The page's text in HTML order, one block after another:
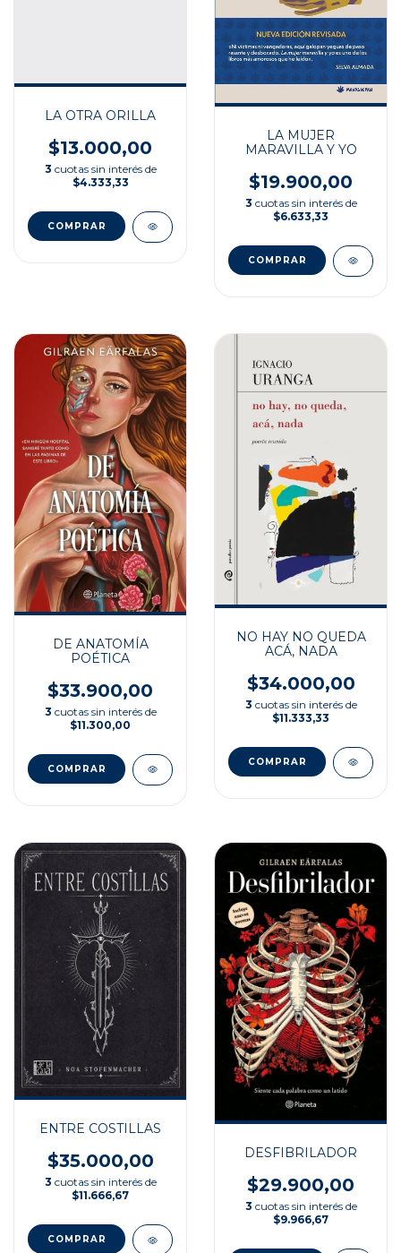
LA OTRA ORILLA
$13.000,00
3 cuotas sin interés de
$4.333,33
LA MUJER
MARAVILLA Y YO
$19.900,00
3 cuotas sin interés de
$6.633,33
DE ANATOMÍA
POÉTICA
$33.900,00
3 cuotas sin interés de
$11.300,00
NO HAY NO QUEDA
ACÁ, NADA
$34.000,00
3 cuotas sin interés de
$11.333,33
ENTRE COSTILLAS
$35.000,00
3 cuotas sin interés de
$11.666,67
DESFIBRILADOR
$29.900,00
3 cuotas sin interés de
$9.966,67